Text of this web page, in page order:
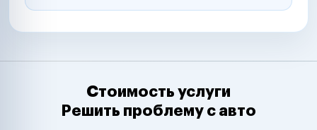
Стоимость услуги
Решить проблему с авто